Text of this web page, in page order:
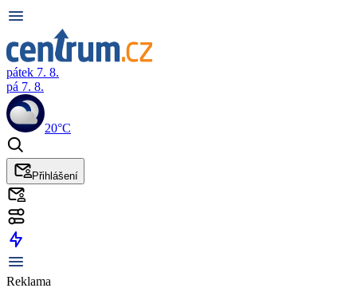
pátek 7. 8.
pá 7. 8.
20°C
Přihlášení
Reklama